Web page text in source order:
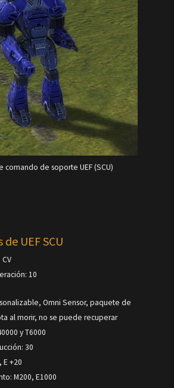
comando de soporte UEF (SCU)
UEF SCU
10
Omni Sensor, paquete de
al morir, no se puede recuperar
y T6000
30
+20
M200, E1000